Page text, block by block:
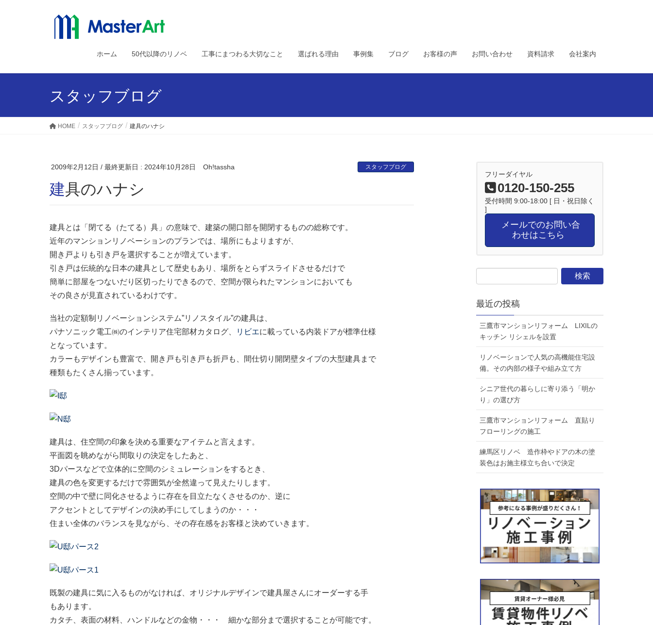
ホーム 50代以降のリノベ 工事にまつわる大切なこと 選ばれる理由 事例集 ブログ お客様の声 お問い合わせ 資料請求 会社案内
スタッフブログ
HOME スタッフブログ 建具のハナシ
2009年2月12日 / 最終更新日 : 2024年10月28日 Oh!tassha スタッフブログ
建具のハナシ
建具とは「閉てる（たてる）具」の意味で、建築の開口部を開閉するものの総称です。
近年のマンションリノベーションのプランでは、場所にもよりますが、
開き戸よりも引き戸を選択することが増えています。
引き戸は伝統的な日本の建具として歴史もあり、場所をとらずスライドさせるだけで
簡単に部屋をつないだり区切ったりできるので、空間が限られたマンションにおいても
その良さが見直されているわけです。
当社の定額制リノベーションシステム”リノスタイル”の建具は、
パナソニック電工㈱のインテリア住宅部材カタログ、
リビエに載っている内装ドアが標準仕様
となっています。
カラーもデザインも豊富で、開き戸も引き戸も折戸も、間仕切り開閉壁タイプの大型建具まで
種類もたくさん揃っています。
建具は、住空間の印象を決める重要なアイテムと言えます。
平面図を眺めながら間取りの決定をしたあと、
3Dパースなどで立体的に空間のシミュレーションをするとき、
建具の色を変更するだけで雰囲気が全然違って見えたりします。
空間の中で壁に同化させるように存在を目立たなくさせるのか、逆に
アクセントとしてデザインの決め手にしてしまうのか・・・
住まい全体のバランスを見ながら、その存在感をお客様と決めていきます。
既製の建具に気に入るものがなければ、オリジナルデザインで建具屋さんにオーダーする手
もあります。
カタチ、表面の材料、ハンドルなどの金物・・・ 細かな部分まで選択することが可能です。
フリーダイヤル
0120-150-255
受付時間 9:00-18:00 [ 日・祝日除く
]
メールでのお問い合
わせはこちら
最近の投稿
三鷹市マンションリフォーム LIXILの
キッチン リシェルを設置
リノベーションで人気の高機能住宅設
備。その内部の様子や組み立て方
シニア世代の暮らしに寄り添う「明か
り」の選び方
三鷹市マンションリフォーム 直貼り
フローリングの施工
練馬区リノベ 造作枠やドアの木の塗
装色はお施主様立ち合いで決定